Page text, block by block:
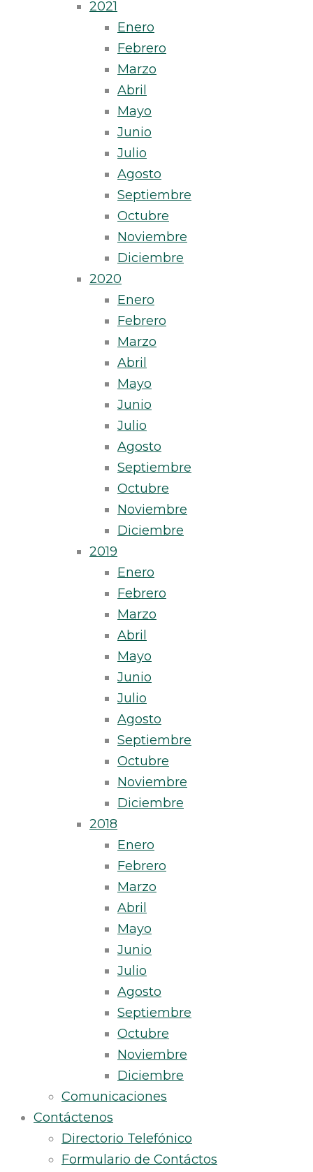
2021
Enero
Febrero
Marzo
Abril
Mayo
Junio
Julio
Agosto
Septiembre
Octubre
Noviembre
Diciembre
2020
Enero
Febrero
Marzo
Abril
Mayo
Junio
Julio
Agosto
Septiembre
Octubre
Noviembre
Diciembre
2019
Enero
Febrero
Marzo
Abril
Mayo
Junio
Julio
Agosto
Septiembre
Octubre
Noviembre
Diciembre
2018
Enero
Febrero
Marzo
Abril
Mayo
Junio
Julio
Agosto
Septiembre
Octubre
Noviembre
Diciembre
Comunicaciones
Contáctenos
Directorio Telefónico
Formulario de Contáctos